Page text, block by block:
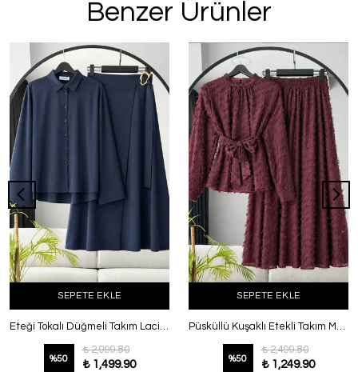
Benzer Ürünler
SEPETE EKLE
Eteği Tokalı Düğmeli Takım Lacivert
%50
₺ 2,999.80
₺ 1,499.90
SEPETE EKLE
Püsküllü Kuşaklı Etekli Takım Mürdüm
%50
₺ 2,499.80
₺ 1,249.90